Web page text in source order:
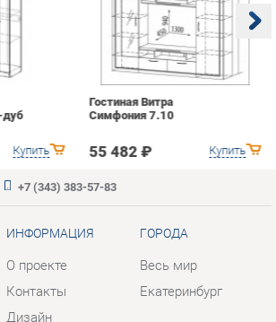
Купить Купить
55 482 ₽
+7 (343) 383-57-83
О проекте
Контакты
Доставка и Оплата
Гарантия
Помощь
ГОРОДА
Весь мир
Екатеринбург